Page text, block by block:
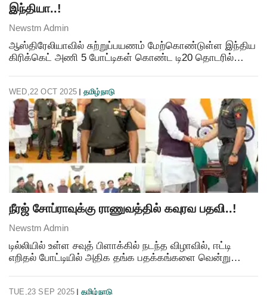
இந்தியா..!
Newstm Admin
ஆஸ்திரேலியாவில் சுற்றுப்பயணம் மேற்கொண்டுள்ள இந்திய
கிரிக்கெட் அணி 5 போட்டிகள் கொண்ட டி20 தொடரில்
WED,22 OCT 2025 தமிழ்நாடு
நீரஜ் சோப்ராவுக்கு ராணுவத்தில் கவுரவ பதவி..!
Newstm Admin
டில்லியில் உள்ள சவுத் பிளாக்கில் நடந்த விழாவில், ஈட்டி
எறிதல் போட்டியில் அதிக தங்க பதக்கங்களை வென்று
TUE,23 SEP 2025 தமிழ்நாடு